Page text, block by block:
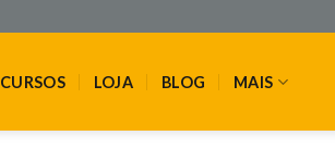
CURSOS LOJA BLOG MAIS